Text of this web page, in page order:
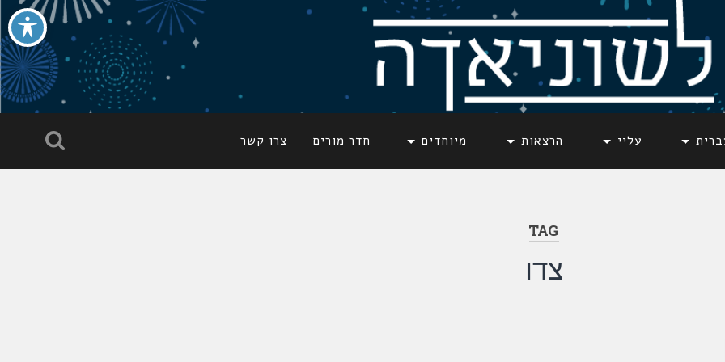
עליי הרצאות מיוחדים חדר מורים צרו קשר
TAG
צדו